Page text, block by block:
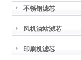
不锈钢滤芯
风机油站滤芯
印刷机滤芯